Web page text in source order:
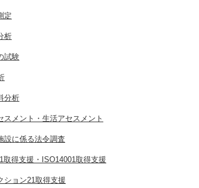
定
析
試験
分析
スメント・生活アセスメント
設に係る法令調査
取得支援・ISO14001取得支援
ション21取得支援